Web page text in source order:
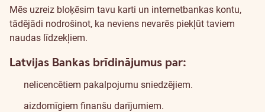
Mēs uzreiz bloķēsim tavu karti un internetbankas kontu,
tādējādi nodrošinot, ka neviens nevarēs piekļūt taviem
naudas līdzekļiem.
Latvijas Bankas brīdinājumus par:
nelicencētiem pakalpojumu sniedzējiem.
aizdomīgiem finanšu darījumiem.